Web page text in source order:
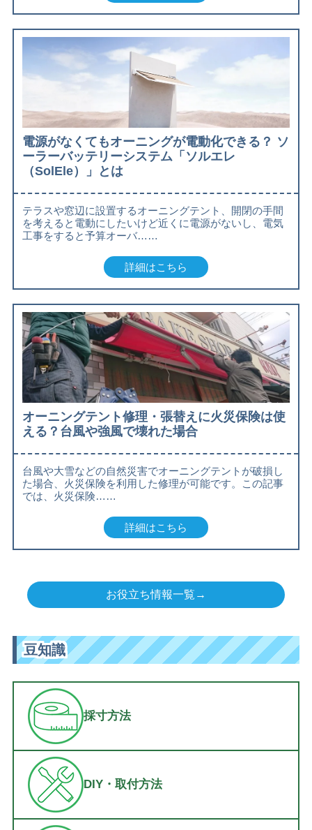
電源がなくてもオーニングが電動化できる？ ソ
ーラーバッテリーシステム「ソルエレ
（SolEle）」とは
テラスや窓辺に設置するオーニングテント、開閉の手間
を考えると電動にしたいけど近くに電源がないし、電気
工事をすると予算オーバ……
詳細はこちら
オーニングテント修理・張替えに火災保険は使
える？台風や強風で壊れた場合
台風や大雪などの自然災害でオーニングテントが破損し
た場合、火災保険を利用した修理が可能です。この記事
では、火災保険……
詳細はこちら
お役立ち情報一覧→
豆知識
採寸方法
DIY・取付方法